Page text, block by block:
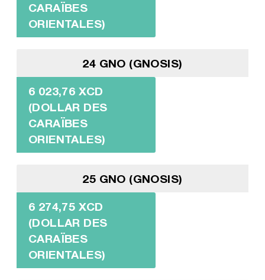
CARAÏBES
ORIENTALES)
24 GNO (GNOSIS)
6 023,76 XCD
(DOLLAR DES
CARAÏBES
ORIENTALES)
25 GNO (GNOSIS)
6 274,75 XCD
(DOLLAR DES
CARAÏBES
ORIENTALES)